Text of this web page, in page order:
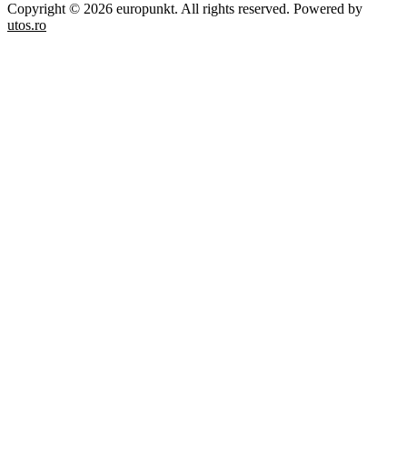
Copyright © 2026 europunkt. All rights reserved. Powered by
utos.ro